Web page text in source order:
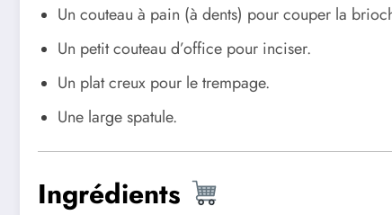
Un couteau à pain (à dents) pour couper la
Un petit couteau d’office pour inciser.
Un plat creux pour le trempage.
Une large spatule.
Ingrédients